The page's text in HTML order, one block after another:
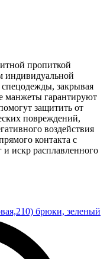
пропиткой
индивидуальной
закрывая
манжеты гарантируют
защитить от
повреждений,
воздействия
контакта с
искр расплавленного